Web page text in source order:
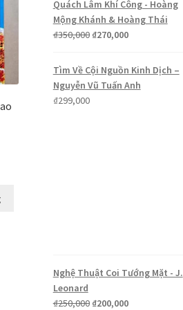
Quách Lâm Khí Công - Hoàng
Mộng Khánh & Hoàng Thái
₫350,000 Giá
là:
₫350,000.
₫270,000Giá
tại
là:
Tìm Về Cội Nguồn Kinh Dịch –
Nguyễn Vũ Tuấn Anh
₫299,000
Nghệ Thuật Coi Tướng Mặt - J.
Leonard
₫250,000 Giá
₫200,000Giá